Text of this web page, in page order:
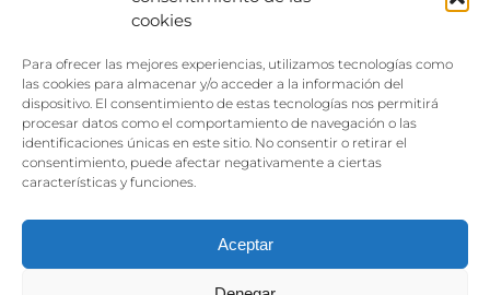
cookies
Para ofrecer las mejores experiencias, utilizamos tecnologías como
las cookies para almacenar y/o acceder a la información del
dispositivo. El consentimiento de estas tecnologías nos permitirá
procesar datos como el comportamiento de navegación o las
identificaciones únicas en este sitio. No consentir o retirar el
consentimiento, puede afectar negativamente a ciertas
características y funciones.
Aceptar
El empleo, la gran llave para una vida
independiente: Fundación Dfa reclama un
impulso decidido a la inclusión laboral de las
personas con discapacidad
Clown, circo y magia: el Jardín de las Artes
de julio con su segundo “Festival